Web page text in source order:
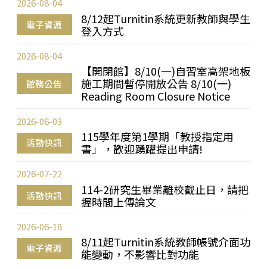
電子資源
8/12起Turnitin系統更新教師與學生
登入方式
2026-08-04
館務公告
【開閉館】8/10(一)自習室高架地板
施工期間暫停開放公告 8/10(一)
Reading Room Closure Notice
2026-08-04
活動快訊
115學年度第1學期「教授指定用
書」，歡迎踴躍提出申請!
2026-06-03
活動快訊
114-2研究生畢業離校截止日，請把
握時間上傳論文
2026-07-22
電子資源
8/11起Turnitin系統教師帳號介面功
能變動，不影響比對功能
2026-06-18